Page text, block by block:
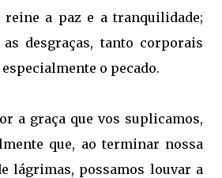
reine a paz e a tranquilidade;
as desgraças, tanto corporais
o pecado.
a graça que vos suplicamos,
que, ao terminar nossa
lágrimas, possamos louvar a